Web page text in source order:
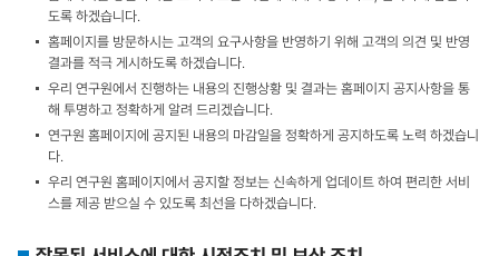
도록 하겠습니다.
홈페이지를 방문하시는 고객의 요구사항을 반영하기 위해 고객의 의견 및 반영
결과를 적극 게시하도록 하겠습니다.
우리 연구원에서 진행하는 내용의 진행상황 및 결과는 홈페이지 공지사항을 통
해 투명하고 정확하게 알려 드리겠습니다.
연구원 홈페이지에 공지된 내용의 마감일을 정확하게 공지하도록 노력 하겠습니
다.
우리 연구원 홈페이지에서 공지할 정보는 신속하게 업데이트 하여 편리한 서비
스를 제공 받으실 수 있도록 최선을 다하겠습니다.